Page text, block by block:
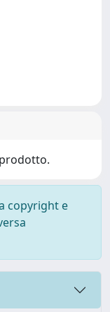
copyright e